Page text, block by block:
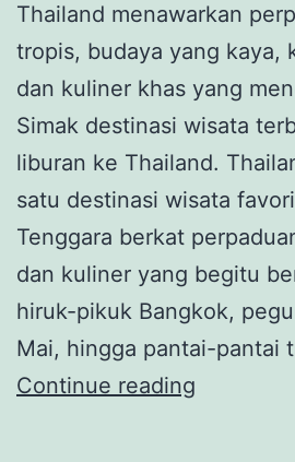
Thailand menawarkan
tropis, budaya yang kaya,
dan kuliner khas yang
Simak destinasi wisata
liburan ke Thailand.
satu destinasi wisata
Tenggara berkat
dan kuliner yang begitu
hiruk-pikuk Bangkok,
Mai, hingga pantai-pantai
Continue reading